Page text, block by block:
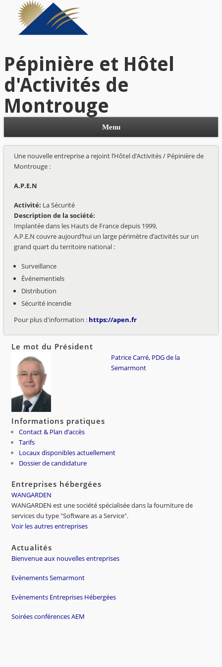
Pépinière et Hôtel
d'Activités de
Montrouge
Menu
Une nouvelle entreprise a rejoint l’Hôtel d’Activités / Pépinière de
Montrouge :
A.P.E.N
Activité: La Sécurité
Description de la société:
Implantée dans les Hauts de France depuis 1999,
A.P.E.N couvre aujourd’hui un large périmètre d’activités sur un
grand quart du territoire national :
Surveillance
Événementiels
Distribution
Sécurité incendie
Pour plus d'information : https://apen.fr
Le mot du Président
Patrice Carré, PDG de la
Semarmont
Informations pratiques
Contact & Plan d’accès
Tarifs
Locaux disponibles actuellement
Dossier de candidature
Entreprises hébergées
WANGARDEN
WANGARDEN est une société spécialisée dans la fourniture de
services du type "Software as a Service".
Voir les autres entreprises
Actualités
Bienvenue aux nouvelles entreprises
Evènements Semarmont
Evènements Entreprises Hébergées
Soirées conférences AEM